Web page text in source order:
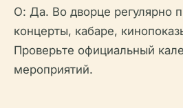
О: Да. Во дворце регулярно
концерты, кабаре,
Проверьте официальный
мероприятий.